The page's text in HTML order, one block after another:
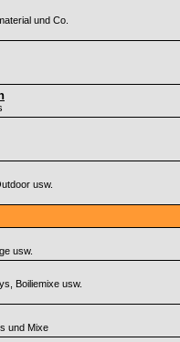
und Co.
usw.
usw.
Boiliemixe usw.
und Mixe